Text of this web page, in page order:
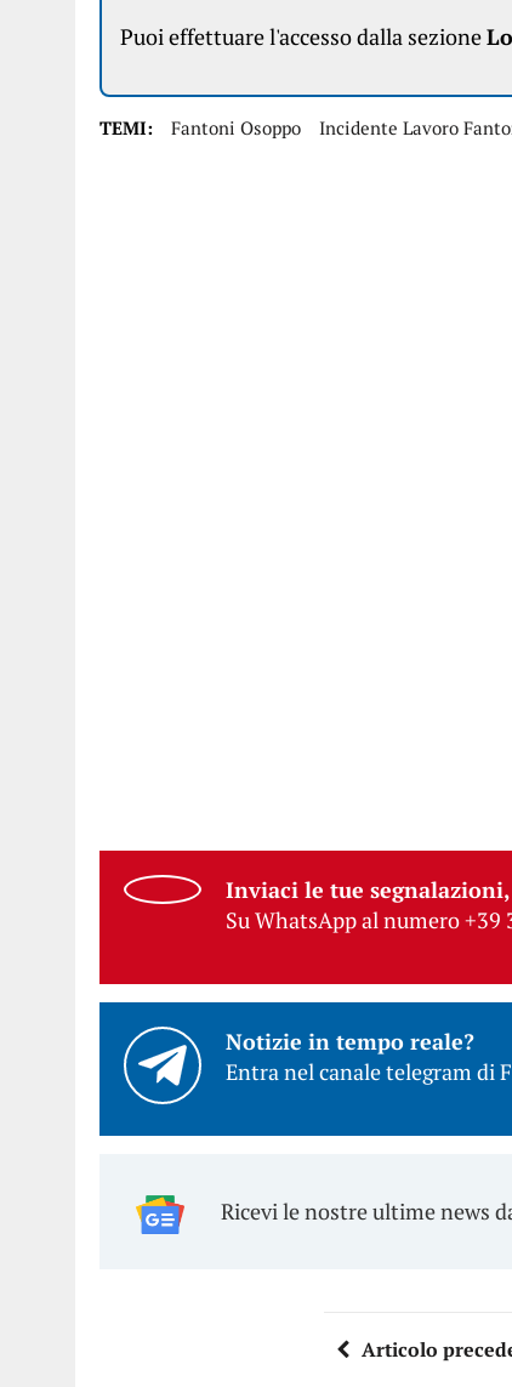
Puoi effettuare l'accesso dalla sezione
TEMI: Fantoni Osoppo Incidente Lavoro
Inviaci le tue
Su WhatsApp al numero +39
Notizie in tempo reale?
Entra nel canale telegram di
Ricevi le nostre ultime news
Articolo